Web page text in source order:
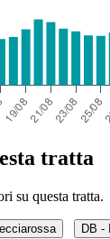
tratta
su questa tratta.
DB -